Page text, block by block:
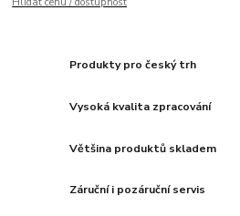
Produkty pro český trh
Vysoká kvalita zpracování
Většina produktů skladem
Záruční i pozáruční servis